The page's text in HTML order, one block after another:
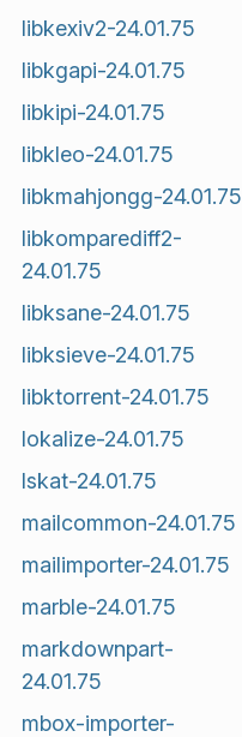
libkexiv2-24.01.75
libkgapi-24.01.75
libkipi-24.01.75
libkleo-24.01.75
libkmahjongg-24.01.75
libkomparediff2-
24.01.75
libksane-24.01.75
libksieve-24.01.75
libktorrent-24.01.75
lokalize-24.01.75
lskat-24.01.75
mailcommon-24.01.75
mailimporter-24.01.75
marble-24.01.75
markdownpart-
24.01.75
mbox-importer-